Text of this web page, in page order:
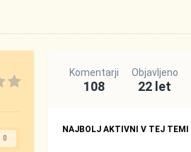
0
Komentarji
108
Objavljeno
22 let
NAJBOLJ AKTIVNI V TEJ TEMI